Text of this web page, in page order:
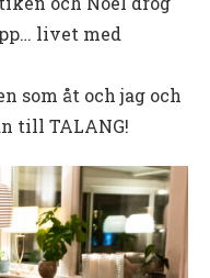
livet med
som åt och jag och
till TALANG!